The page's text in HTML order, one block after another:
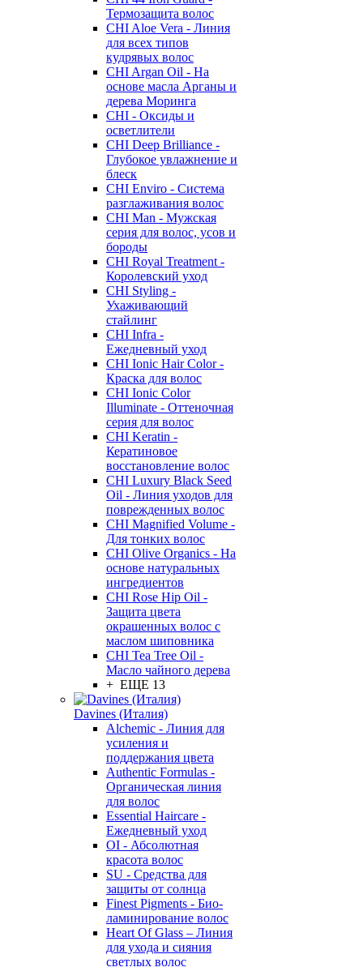
Термозащита волос
CHI Aloe Vera - Линия
для всех типов
кудрявых волос
CHI Argan Oil - На
основе масла Арганы и
дерева Моринга
CHI - Оксиды и
осветлители
CHI Deep Brilliance -
Глубокое увлажнение и
блеск
CHI Enviro - Система
разглаживания волос
CHI Man - Мужская
серия для волос, усов и
бороды
CHI Royal Treatment -
Королевский уход
CHI Styling -
Ухаживающий
стайлинг
CHI Infra -
Ежедневный уход
CHI Ionic Hair Color -
Краска для волос
CHI Ionic Color
Illuminate - Оттеночная
серия для волос
CHI Keratin -
Кератиновое
восстановление волос
CHI Luxury Black Seed
Oil - Линия уходов для
поврежденных волос
CHI Magnified Volume -
Для тонких волос
CHI Olive Organics - На
основе натуральных
ингредиентов
CHI Rose Hip Oil -
Защита цвета
окрашенных волос с
маслом шиповника
CHI Tea Tree Oil -
Масло чайного дерева
+ ЕЩЕ 13
Davines (Италия)
Alchemic - Линия для
усиления и
поддержания цвета
Authentic Formulas -
Органическая линия
для волос
Essential Haircare -
Eжедневный уход
OI - Абсолютная
красота волос
SU - Средства для
защиты от солнца
Finest Pigments - Био-
ламинирование волос
Heart Of Glass – Линия
для ухода и сияния
светлых волос